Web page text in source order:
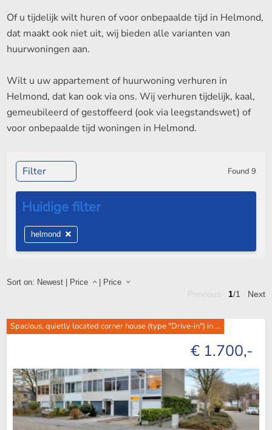
Of u tijdelijk wilt huren of voor onbepaalde tijd in Helmond,
dat maakt ook niet uit, wij bieden alle varianten van
huurwoningen aan.
Wilt u uw appartement of huurwoning verhuren in
Helmond, dat kan ook via ons. Wij verhuren tijdelijk, kaal,
gemeubileerd of gestoffeerd (ook via leegstandswet) of
voor onbepaalde tijd woningen in Helmond.
Sort on: Newest| Price | Price
1/1 Next
Spacious, quietly located corner house (type "Drive-in") in ...
€ 1.700,-
Filter Found9
helmond